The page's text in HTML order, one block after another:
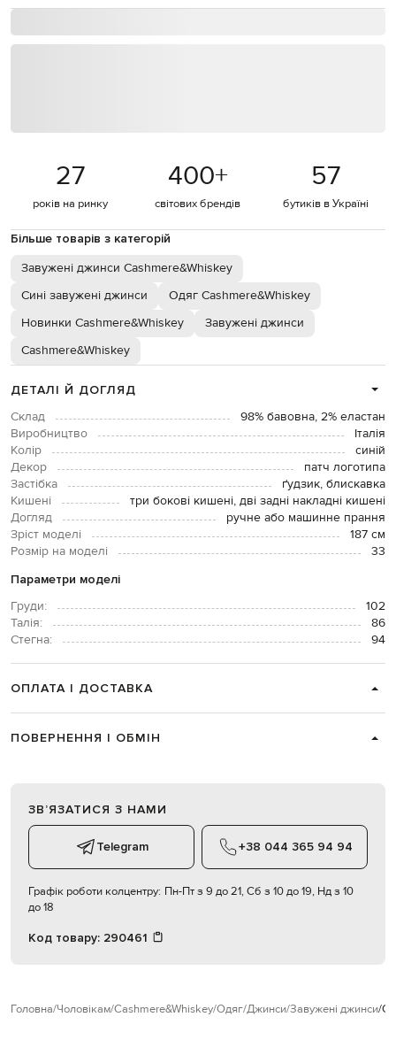
27
років на ринку
400+
світових брендів
57
бутиків в Україні
Більше товарів з категорій
Завужені джинси Cashmere&Whiskey
Сині завужені джинси
Одяг Cashmere&Whiskey
Новинки Cashmere&Whiskey
Завужені джинси
Cashmere&Whiskey
ДЕТАЛІ Й ДОГЛЯД
Склад
98% бавовна, 2% еластан
Виробництво
Італія
Колір
синій
Декор
патч логотипа
Застібка
ґудзик, блискавка
Кишені
три бокові кишені, дві задні накладні кишені
Догляд
ручне або машинне прання
Зріст моделі
187 см
Розмір на моделі
33
Параметри моделі
Груди:
102
Талія:
86
Стегна:
94
ОПЛАТА І ДОСТАВКА
ПОВЕРНЕННЯ І ОБМІН
ЗВʼЯЗАТИСЯ З НАМИ
Telegram +38 044 365 94 94
Графік роботи колцентру: Пн-Пт з 9 до 21, Сб з 10 до 19, Нд з 10
до 18
Код товару: 290461
Головна Чоловікам Cashmere&Whiskey Одяг Джинси Завужені джинси